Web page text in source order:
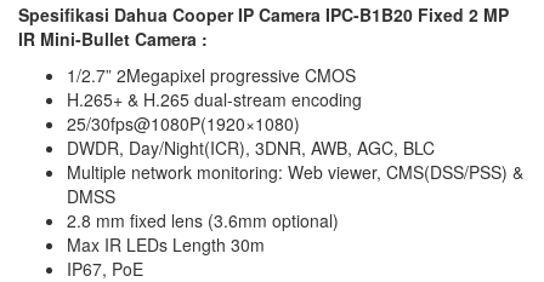
Spesifikasi Dahua Cooper IP Camera IPC-B1B20 Fixed 2 MP
IR Mini-Bullet Camera :
1/2.7” 2Megapixel progressive CMOS
H.265+ & H.265 dual-stream encoding
25/30fps@1080P(1920×1080)
DWDR, Day/Night(ICR), 3DNR, AWB, AGC, BLC
Multiple network monitoring: Web viewer, CMS(DSS/PSS) &
DMSS
2.8 mm fixed lens (3.6mm optional)
Max IR LEDs Length 30m
IP67, PoE